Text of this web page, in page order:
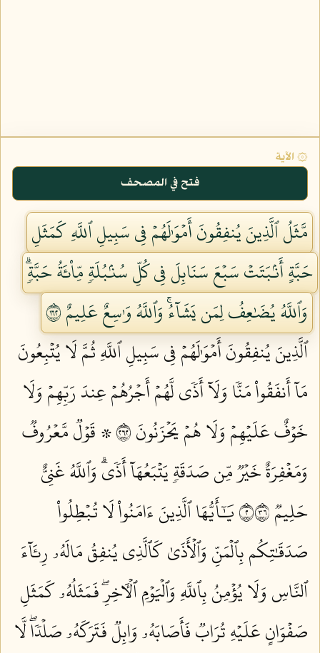
۞ الآية
فتح في المصحف
مَّثَلُ ٱلَّذِينَ يُنفِقُونَ أَمۡوَٰلَهُمۡ فِي سَبِيلِ ٱللَّهِ كَمَثَلِ
حَبَّةٍ أَنۢبَتَتۡ سَبۡعَ سَنَابِلَ فِي كُلِّ سُنۢبُلَةٖ مِّاْئَةُ حَبَّةٖۗ
وَٱللَّهُ يُضَٰعِفُ لِمَن يَشَآءُۚ وَٱللَّهُ وَٰسِعٌ عَلِيمٌ ٢٦١
ٱلَّذِينَ يُنفِقُونَ أَمۡوَٰلَهُمۡ فِي سَبِيلِ ٱللَّهِ ثُمَّ لَا يُتۡبِعُونَ
مَآ أَنفَقُواْ مَنّٗا وَلَآ أَذٗى لَّهُمۡ أَجۡرُهُمۡ عِندَ رَبِّهِمۡ وَلَا
خَوۡفٌ عَلَيۡهِمۡ وَلَا هُمۡ يَحۡزَنُونَ ٢٦٢
۞ قَوۡلٞ مَّعۡرُوفٞ
وَمَغۡفِرَةٌ خَيۡرٞ مِّن صَدَقَةٖ يَتۡبَعُهَآ أَذٗىۗ وَٱللَّهُ غَنِيٌّ
حَلِيمٞ ٢٦٣
يَٰٓأَيُّهَا ٱلَّذِينَ ءَامَنُواْ لَا تُبۡطِلُواْ
صَدَقَٰتِكُم بِٱلۡمَنِّ وَٱلۡأَذَىٰ كَٱلَّذِي يُنفِقُ مَالَهُۥ رِئَآءَ
ٱلنَّاسِ وَلَا يُؤۡمِنُ بِٱللَّهِ وَٱلۡيَوۡمِ ٱلۡأٓخِرِۖ فَمَثَلُهُۥ كَمَثَلِ
صَفۡوَانٍ عَلَيۡهِ تُرَابٞ فَأَصَابَهُۥ وَابِلٞ فَتَرَكَهُۥ صَلۡدٗاۖ لَّا